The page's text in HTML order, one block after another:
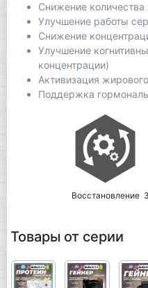
Снижение количества
Улучшение работы
Снижение
Улучшение
концентрации)
Активизация
Поддержка
Восстановление
Товары от серии